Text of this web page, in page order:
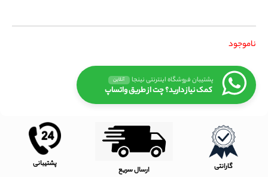
ناموجود
پشتیبان فروشگاه اینترنتی نینجا آنلاین
کمک نیاز دارید؟ چت از طریق واتساپ
گارانتی ارسال سریع
پشتیبانی